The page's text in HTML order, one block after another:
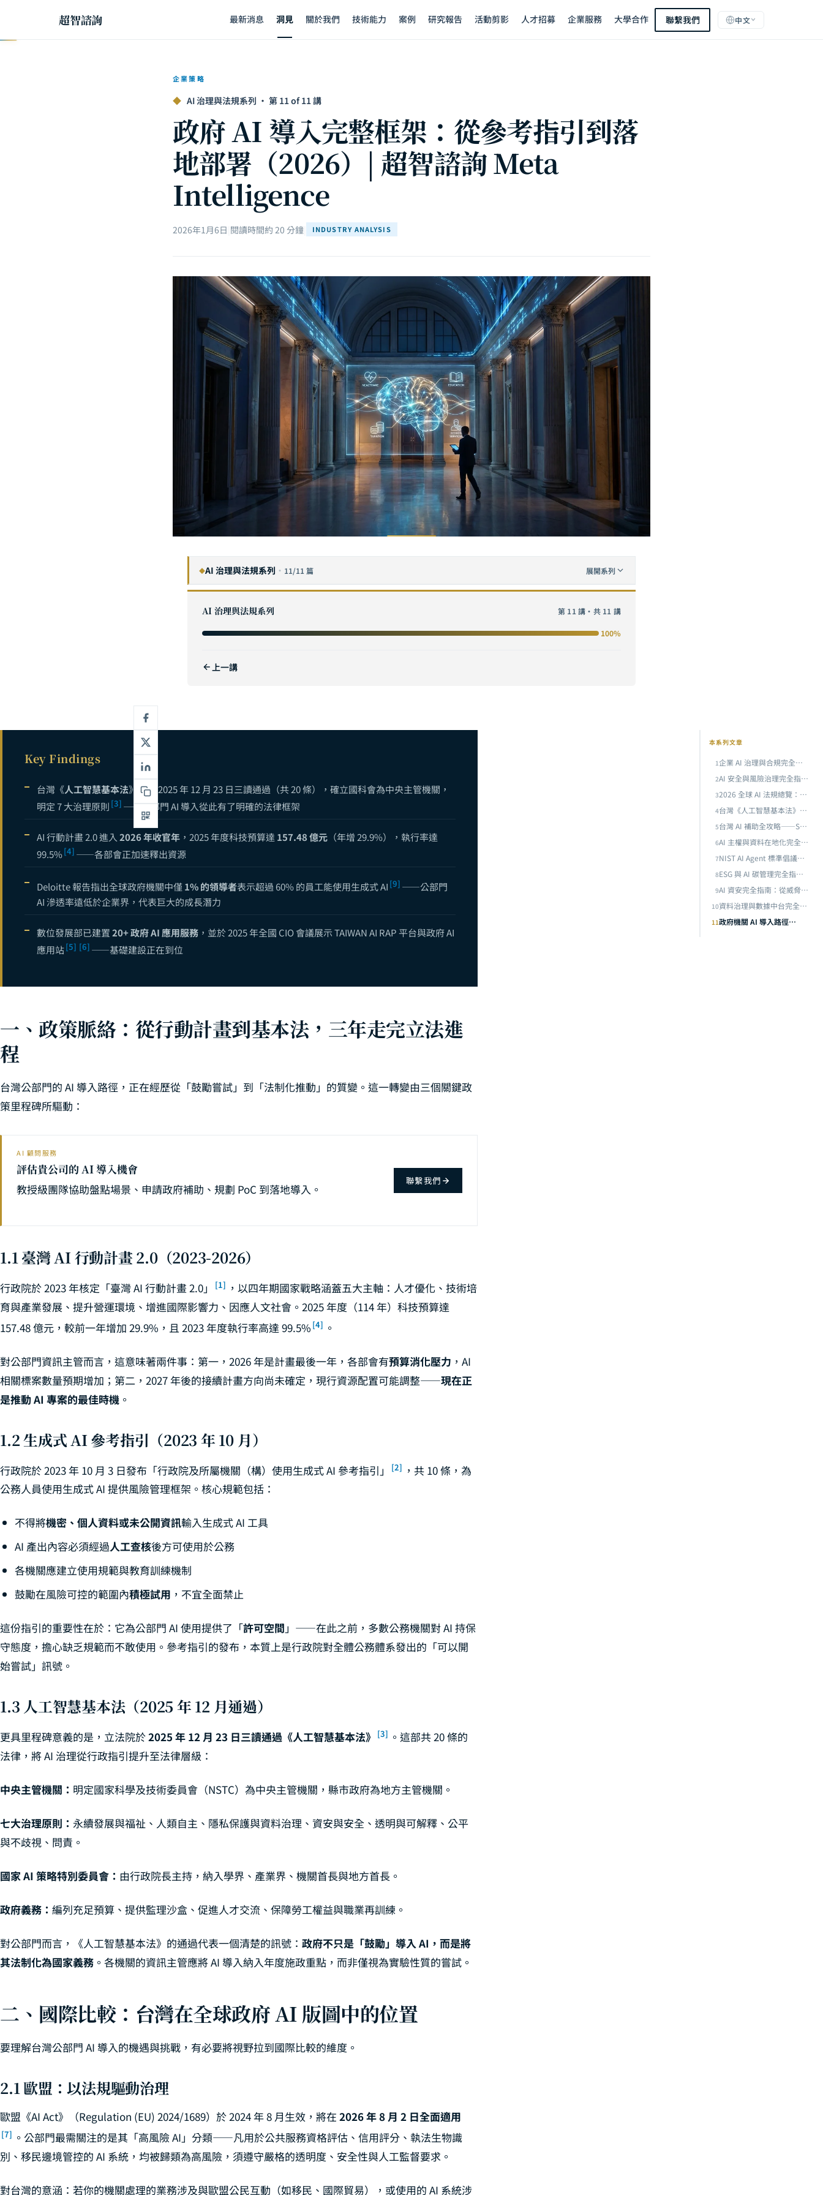
超智諮詢 最新消息 洞見 關於我們 技術能力 案例 研究報告 活動剪影 人才招募 企業服務 大學合作 聯繫我們 中文
企業策略
◆ AI 治理與法規系列 · 第 11 of 11 講
政府 AI 導入完整框架：從參考指引到落
地部署（2026）| 超智諮詢 Meta
Intelligence
2026年1月6日 閱讀時間約 20 分鐘 INDUSTRY ANALYSIS
◆AI 治理與法規系列 · 11/11 篇 展開系列
4 台灣《人工智慧基本法》企業合規實戰指南：風險分級、合規檢核與產業影響全解析
9 AI 資安完全指南：從威脅偵測、LLM 安全到零信任架構的企業防禦策略
10 資料治理與數據中台完全指南：從資料品質管理到 AI 就緒的企業數據架構
11 政府機關 AI 導入路徑——從《人工智慧基本法》到落地部署的完整框架
AI 治理與法規系列 第 11 講・共 11 講
100%
上一講
Key Findings
台灣《人工智慧基本法》已於 2025 年 12 月 23 日三讀通過（共 20 條），確立國科會為中央主管機關，
明定 7 大治理原則 [3] ——公部門 AI 導入從此有了明確的法律框架
AI 行動計畫 2.0 進入2026 年收官年 ，2025 年度科技預算達 157.48 億元 （年增 29.9%），執行率達
99.5%[4] ——各部會正加速釋出資源
Deloitte 報告指出全球政府機關中僅1% 的領導者表示超過 60% 的員工能使用生成式 AI [9] ——公部門
AI 滲透率遠低於企業界，代表巨大的成長潛力
數位發展部已建置20+ 政府 AI 應用服務 ，並於 2025 年全國 CIO 會議展示 TAIWAN AI RAP 平台與政府 AI
應用站[5] [6] ——基礎建設正在到位
一、政策脈絡：從行動計畫到基本法，三年走完立法進
程
台灣公部門的 AI 導入路徑，正在經歷從「鼓勵嘗試」到「法制化推動」的質變。這一轉變由三個關鍵政
策里程碑所驅動：
AI 顧問服務
評估貴公司的 AI 導入機會
教授級團隊協助盤點場景、申請政府補助、規劃 PoC 到落地導入。
聯繫我們
1.1 臺灣 AI 行動計畫 2.0（2023-2026）
行政院於 2023 年核定「臺灣 AI 行動計畫 2.0」 [1] ，以四年期國家戰略涵蓋五大主軸：人才優化、技術培
育與產業發展、提升營運環境、增進國際影響力、因應人文社會。2025 年度（114 年）科技預算達
157.48 億元，較前一年增加 29.9%，且 2023 年度執行率高達 99.5% [4] 。
對公部門資訊主管而言，這意味著兩件事：第一，2026 年是計畫最後一年，各部會有預算消化壓力 ，AI
相關標案數量預期增加；第二，2027 年後的接續計畫方向尚未確定，現行資源配置可能調整——現在正
是推動 AI 專案的最佳時機 。
1.2 生成式 AI 參考指引（2023 年 10 月）
行政院於 2023 年 10 月 3 日發布「行政院及所屬機關（構）使用生成式 AI 參考指引」 [2] ，共 10 條，為
公務人員使用生成式 AI 提供風險管理框架。核心規範包括：
不得將機密、個人資料或未公開資訊輸入生成式 AI 工具
AI 產出內容必須經過人工查核後方可使用於公務
各機關應建立使用規範與教育訓練機制
鼓勵在風險可控的範圍內積極試用 ，不宜全面禁止
這份指引的重要性在於：它為公部門 AI 使用提供了「許可空間 」——在此之前，多數公務機關對 AI 持保
守態度，擔心缺乏規範而不敢使用。參考指引的發布，本質上是行政院對全體公務體系發出的「可以開
始嘗試」訊號。
1.3 人工智慧基本法（2025 年 12 月通過）
更具里程碑意義的是，立法院於2025 年 12 月 23 日三讀通過《人工智慧基本法》 [3] 。這部共 20 條的
法律，將 AI 治理從行政指引提升至法律層級：
中央主管機關： 明定國家科學及技術委員會（NSTC）為中央主管機關，縣市政府為地方主管機關。
七大治理原則： 永續發展與福祉、人類自主、隱私保護與資料治理、資安與安全、透明與可解釋、公平
與不歧視、問責。
國家 AI 策略特別委員會： 由行政院長主持，納入學界、產業界、機關首長與地方首長。
政府義務： 編列充足預算、提供監理沙盒、促進人才交流、保障勞工權益與職業再訓練。
對公部門而言，《人工智慧基本法》的通過代表一個清楚的訊號： 政府不只是「鼓勵」導入 AI，而是將
其法制化為國家義務 。各機關的資訊主管應將 AI 導入納入年度施政重點，而非僅視為實驗性質的嘗試。
二、國際比較：台灣在全球政府 AI 版圖中的位置
要理解台灣公部門 AI 導入的機遇與挑戰，有必要將視野拉到國際比較的維度。
2.1 歐盟：以法規驅動治理
歐盟《AI Act》（Regulation (EU) 2024/1689）於 2024 年 8 月生效，將在 2026 年 8 月 2 日全面適用
[7] 。公部門最需關注的是其「高風險 AI」分類——凡用於公共服務資格評估、信用評分、執法生物識
別、移民邊境管控的 AI 系統，均被歸類為高風險，須遵守嚴格的透明度、安全性與人工監督要求。
對台灣的意涵：若你的機關處理的業務涉及與歐盟公民互動（如移民、國際貿易），或使用的 AI 系統涉
本系列文章
1 企業 AI 治理與合規完全指南：從董事會監督到模型風險管理，建構負責任的 AI 組織框架
2 AI 安全與風險治理完全指南：從紅隊測試到 EU AI Act，企業如何建構負責任的 AI 體系
3 2026 全球 AI 法規總覽：歐盟 AI Act、美國州法與台灣企業合規實戰指南
4 台灣《人工智慧基本法》企業合規實戰指南：風險分級、合規檢核與產業影響全解析
5 台灣 AI 補助全攻略——SBIR、SIIR、CITD 與產業 AI 化補助申請實戰指南（2026 年度）
6 AI 主權與資料在地化完全指南：企業如何建構主權 AI 架構與合規策略
7 NIST AI Agent 標準倡議解析：互操作性、安全性與企業合規的全方位佈局
8 ESG 與 AI 碳管理完全指南：從碳盤查自動化到淨零路徑規劃，用 AI 加速企業永續轉型
9 AI 資安完全指南：從威脅偵測、LLM 安全到零信任架構的企業防禦策略
10 資料治理與數據中台完全指南：從資料品質管理到 AI 就緒的企業數據架構
11 政府機關 AI 導入路徑——從《人工智慧基本法》到落地部署的完整框架